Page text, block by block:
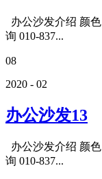
办公沙发介绍 颜
询 010-837...
08
2020 - 02
办公沙发13
办公沙发介绍 颜
询 010-837...